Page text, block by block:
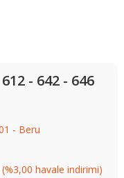
- 642 - 646
- Beru
havale indirimi)